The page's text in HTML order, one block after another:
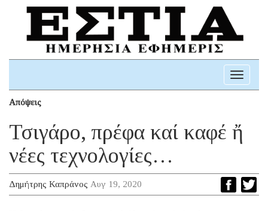
Toggle
Απόψεις
Τσιγάρο, πρέφα καί καφέ ἤ
νέες τεχνολογίες…
Δημήτρης Καπράνος Αυγ 19, 2020